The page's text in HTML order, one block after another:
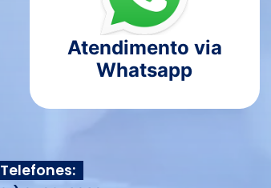
Atendimento via
Whatsapp
Telefones: